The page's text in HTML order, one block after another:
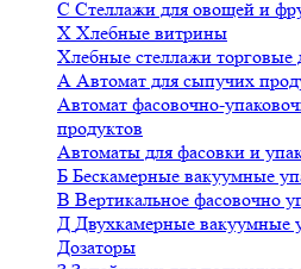
С Стеллажи для овощей и
Х Хлебные витрины
Хлебные стеллажи торговые
А Автомат для сыпучих
Автомат фасовочно-
продуктов
Автоматы для фасовки и
Б Бескамерные вакуумные
В Вертикальное фасовочно
Д Двухкамерные вакуумные
Дозаторы